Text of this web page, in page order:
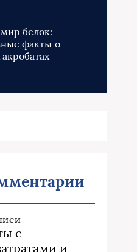
белок:
факты о
с
и